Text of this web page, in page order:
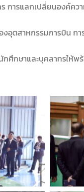
แลกเปลี่ยนองค์ความ
าหกรรมการบิน การ
ษาและบุคลากรให้พร้